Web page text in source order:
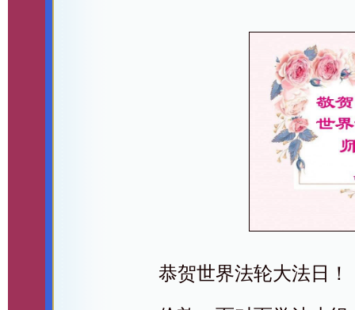
恭贺世界法轮大法日！